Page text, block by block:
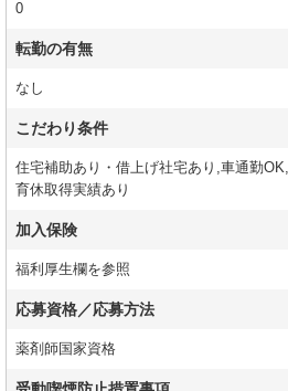
0
転勤の有無
なし
こだわり条件
住宅補助あり・借上げ社宅あり,車通勤
育休取得実績あり
加入保険
福利厚生欄を参照
応募資格／応募方法
薬剤師国家資格